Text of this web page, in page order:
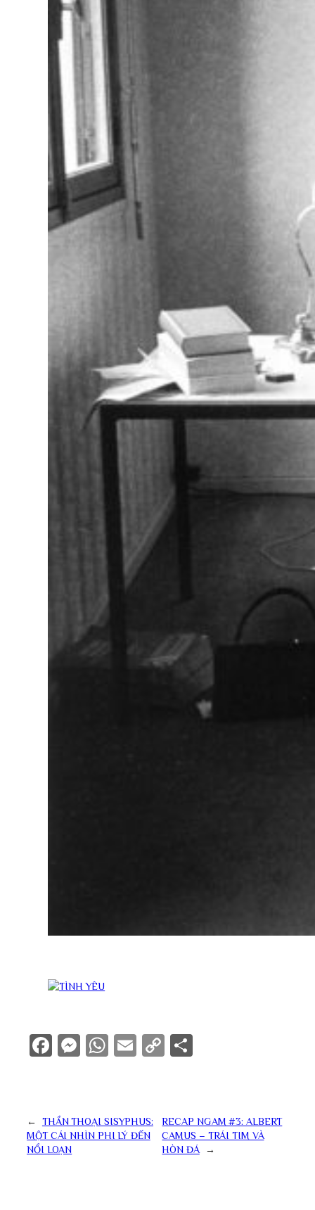
Facebook
Messenger
WhatsApp
EmailCopy
←
THẦN THOẠI SISYPHUS:
MỘT CÁI NHÌN PHI LÝ ĐẾN
NỔI LOẠN
RECAP NGAM #3: ALBERT
CAMUS – TRÁI TIM VÀ
HÒN ĐÁ
→